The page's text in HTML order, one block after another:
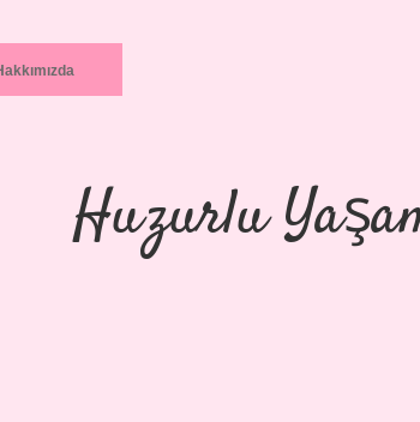
Huzurlu